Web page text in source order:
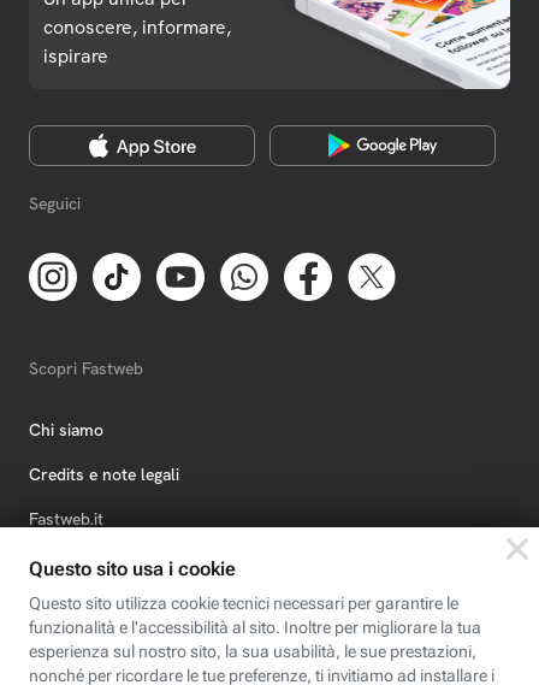
conoscere, informare,
ispirare
Seguici
Scopri Fastweb
Chi siamo
Credits e note legali
Fastweb.it
Formazione
Fastweb Digital Academy
STEP FuturAbility District